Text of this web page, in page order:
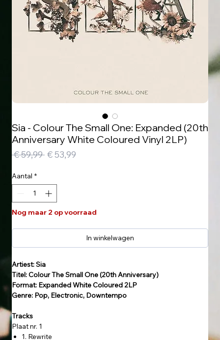
Sia - Colour The Small One: Expanded (20th
Anniversary White Coloured Vinyl 2LP)
€ 59,99 Normale
€ 53,99
Aantal *
Nog maar 2 op voorraad
In winkelwagen
Artiest: Sia
Titel: Colour The Small One (20th Anniversary)
Format: Expanded White Coloured 2LP
Genre: Pop, Electronic, Downtempo
Tracks
Plaat nr. 1
1. Rewrite